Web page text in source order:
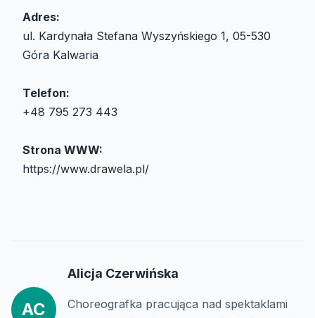
Adres:
ul. Kardynała Stefana Wyszyńskiego 1, 05-530
Góra Kalwaria
Telefon:
+48 795 273 443
Strona WWW:
https://www.drawela.pl/
AC
Alicja Czerwińska
Choreografka pracująca nad spektaklami